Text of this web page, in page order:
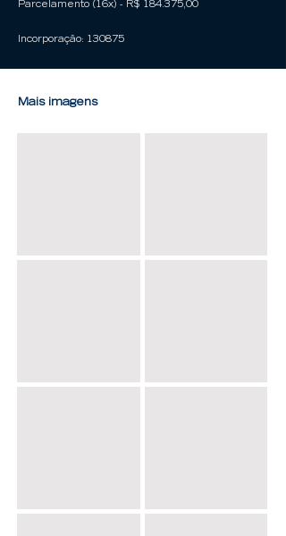
Parcelamento (16x) - R$ 184.375,00
Incorporação: 130875
Mais imagens